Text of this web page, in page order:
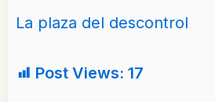
La plaza del descontrol
Post Views: 17